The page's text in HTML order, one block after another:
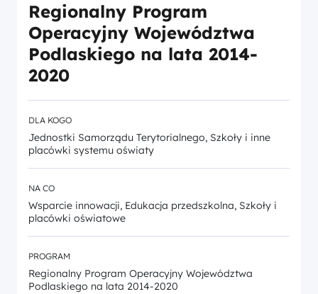
Regionalny Program
Operacyjny Województwa
Podlaskiego na lata 2014-
2020
DLA KOGO
Jednostki Samorządu Terytorialnego, Szkoły i inne
placówki systemu oświaty
NA CO
Wsparcie innowacji, Edukacja przedszkolna, Szkoły i
placówki oświatowe
PROGRAM
Regionalny Program Operacyjny Województwa
Podlaskiego na lata 2014-2020